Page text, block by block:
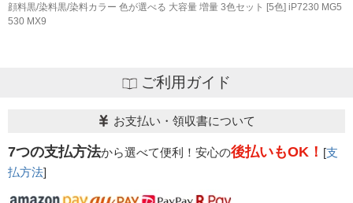
顔料黒/染料黒/染料カラー 色が選べる 大容量 増量 3色セット [5色] iP7230 MG5
530 MX9
ご利用ガイド
お支払い・領収書について
7つの支払方法から選べて便利！安心の後払いもOK！ [支
払方法]